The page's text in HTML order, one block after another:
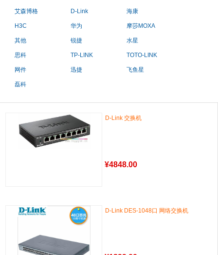
艾森博格 D-Link 海康
H3C 华为 摩莎MOXA
其他 锐捷 水星
思科 TP-LINK TOTO-LINK
网件 迅捷 飞鱼星
磊科
D-Link 交换机
¥4848.00
D-Link DES-1048口 网络交换机